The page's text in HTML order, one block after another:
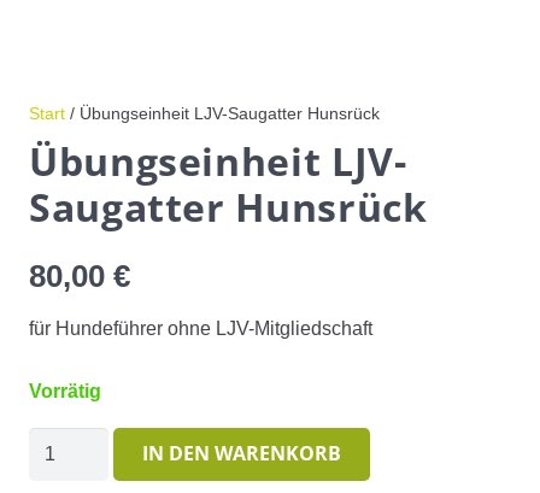
Start / Übungseinheit LJV-Saugatter Hunsrück
Übungseinheit LJV-
Saugatter Hunsrück
80,00 €
für Hundeführer ohne LJV-Mitgliedschaft
Vorrätig
ÜbungseinheitIN DEN WARENKORB